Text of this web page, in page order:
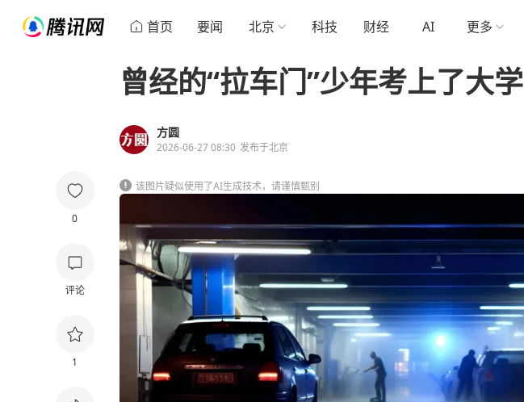
首页 要闻 北京 科技 财经 AI 更多
0
评论
1
曾经的“拉车门”少年考上了大学
方圆
2026-06-27 08:30 发布于北京
该图片疑似使用了AI生成技术，请谨慎甄别